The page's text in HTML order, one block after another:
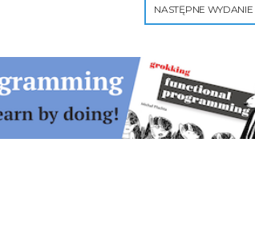
NASTĘPNE WYDANIE